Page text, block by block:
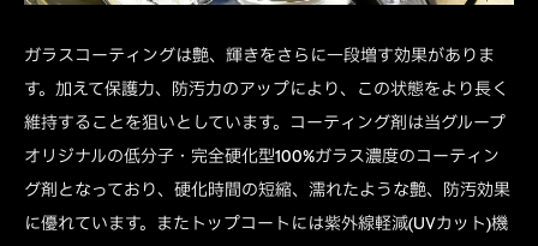
ガラスコーティングは艶、輝きをさらに一段増す効果がありま
す。加えて保護力、防汚力のアップにより、この状態をより長く
維持することを狙いとしています。コーティング剤は当グループ
オリジナルの低分子・完全硬化型100%ガラス濃度のコーティン
グ剤となっており、硬化時間の短縮、濡れたような艶、防汚効果
に優れています。またトップコートには紫外線軽減(UVカット)機